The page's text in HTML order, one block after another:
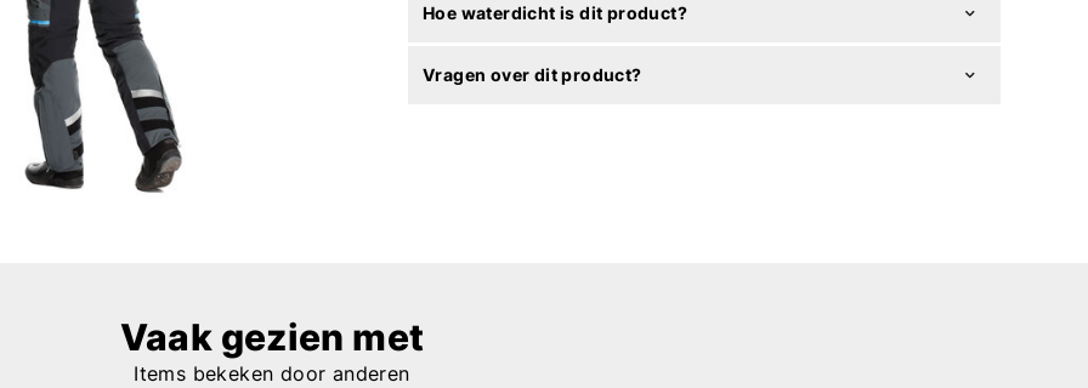
Hoe waterdicht is dit product?
Vragen over dit product?
Vaak gezien met
Items bekeken door anderen